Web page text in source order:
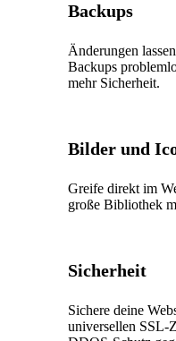
Backups
Änderungen
Backups
mehr Sicherheit.
Bilder und
Greife direkt im
große Bibliothek
Sicherheit
Sichere deine
universellen SSL-